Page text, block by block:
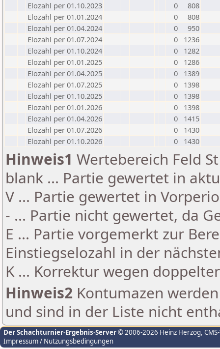
Elozahl per 01.10.2023
0
808
Elozahl per 01.01.2024
0
808
Elozahl per 01.04.2024
0
950
Elozahl per 01.07.2024
0
1236
Elozahl per 01.10.2024
0
1282
Elozahl per 01.01.2025
0
1286
Elozahl per 01.04.2025
0
1389
Elozahl per 01.07.2025
0
1398
Elozahl per 01.10.2025
0
1398
Elozahl per 01.01.2026
0
1398
Elozahl per 01.04.2026
0
1415
Elozahl per 01.07.2026
0
1430
Elozahl per 01.10.2026
0 1430
Hinweis1 Wertebereich Feld
blank ... Partie gewertet in
V ... Partie gewertet in
- ... Partie nicht gewertet, da
E ... Partie vorgemerkt zur
Einstiegselozahl in der
K ... Korrektur wegen
Hinweis2 Kontumazen
und sind in der Liste nicht
Der Schachturnier-Ergebnis-Server© 2006-2026 Heinz Herzog,
Impressum / Nutzungsbedingungen